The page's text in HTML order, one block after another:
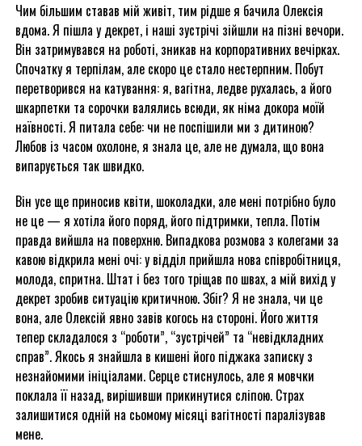
Чим більшим ставав мій живіт, тим рідше я бачила Олексія
вдома. Я пішла у декрет, і наші зустрічі зійшли на пізні вечори.
Він затримувався на роботі, зникав на корпоративних вечірках.
Спочатку я терпілам, але скоро це стало нестерпним. Побут
перетворився на катування: я, вагітна, ледве рухалась, а його
шкарпетки та сорочки валялись всюди, як німа докора моїй
наївності. Я питала себе: чи не поспішили ми з дитиною?
Любов із часом охолоне, я знала це, але не думала, що вона
випарується так швидко.
Він усе ще приносив квіти, шоколадки, але мені потрібно було
не це — я хотіла його поряд, його підтримки, тепла. Потім
правда вийшла на поверхню. Випадкова розмова з колегами за
кавою відкрила мені очі: у відділ прийшла нова співробітниця,
молода, спритна. Штат і без того тріщав по швах, а мій вихід у
декрет зробив ситуацію критичною. Збіг? Я не знала, чи це
вона, але Олексій явно завів когось на стороні. Його життя
тепер складалося з “роботи”, “зустрічей” та “невідкладних
справ”. Якось я знайшла в кишені його піджака записку з
незнайомими ініціалами. Серце стиснулось, але я мовчки
поклала її назад, вирішивши прикинутися сліпою. Страх
залишитися одній на сьомому місяці вагітності паралізував
мене.